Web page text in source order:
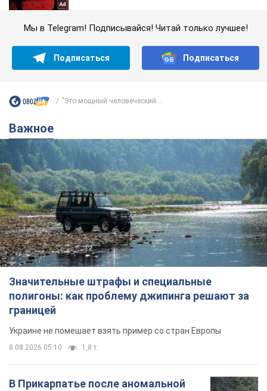
Мы в Telegram! Подписывайся! Читай только лучшее!
Подписаться Подписаться
"Это мощный человеческий...
Важное
Значительные штрафы и специальные
полигоны: как проблему джипинга решают за
границей
Украине не помешает взять пример со стран Европы
8.08.2026 05:10 1,8 т.
В Прикарпатье после аномальной